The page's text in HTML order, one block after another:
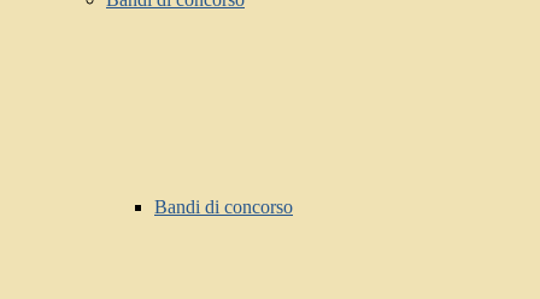
Bandi di concorso